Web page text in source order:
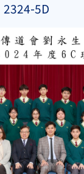
2324-5D